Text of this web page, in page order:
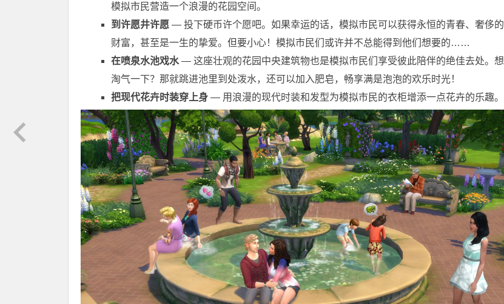
模拟市民营造一个浪漫的花园空间。
到许愿井许愿 — 投下硬币许个愿吧。如果幸运的话，模拟市民可以获得永恒的青春、奢侈的
财富，甚至是一生的挚爱。但要小心！模拟市民们或许并不总能得到他们想要的……
在喷泉水池戏水— 这座壮观的花园中央建筑物也是模拟市民们享受彼此陪伴的绝佳去处。想
淘气一下？那就跳进池里到处泼水，还可以加入肥皂，畅享满是泡泡的欢乐时光！
把现代花卉时装穿上身 — 用浪漫的现代时装和发型为模拟市民的衣柜增添一点花卉的乐趣。